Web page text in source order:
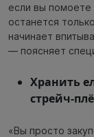
если вы помоете
останется
начинает
— поясняет
Хранить
стрейч-
«Вы просто